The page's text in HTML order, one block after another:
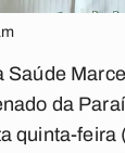
Saúde
da
quinta-feira